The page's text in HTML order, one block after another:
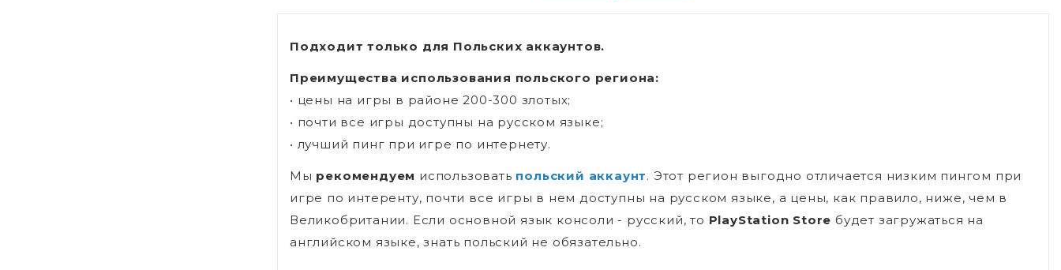
Подходит только для Польских аккаунтов.
Преимущества использования польского региона:
• цены на игры в районе 200-300 злотых;
• почти все игры доступны на русском языке;
• лучший пинг при игре по интернету.
Мы рекомендуем использовать польский аккаунт. Этот регион выгодно отличается низким пингом при
игре по интеренту, почти все игры в нем доступны на русском языке, а цены, как правило, ниже, чем в
Великобритании. Если основной язык консоли - русский, то PlayStation Store будет загружаться на
английском языке, знать польский не обязательно.